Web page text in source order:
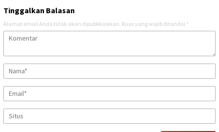
Tinggalkan Balasan
Alamat email Anda tidak akan dipublikasikan. Ruas yang wajib ditandai *